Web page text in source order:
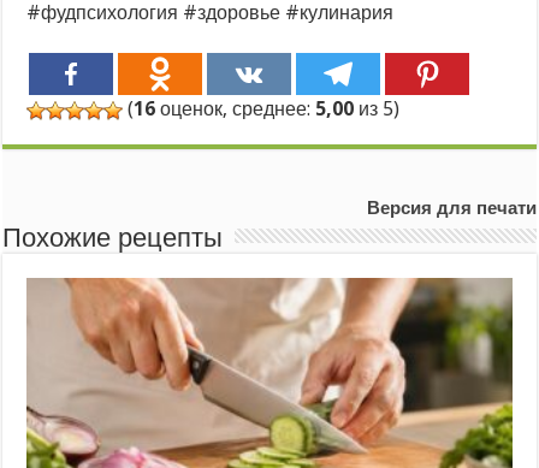
#фудпсихология #здоровье #кулинария
(16 оценок, среднее: 5,00 из 5)
Версия для печати
Похожие рецепты